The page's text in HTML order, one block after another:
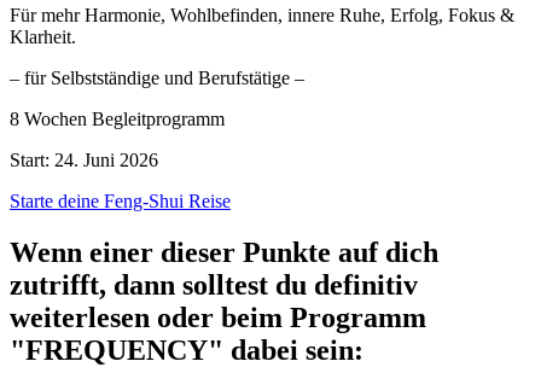
Für mehr Harmonie, Wohlbefinden, innere Ruhe, Erfolg, Fokus &
Klarheit.
– für Selbstständige und Berufstätige –
8 Wochen Begleitprogramm
Start: 24. Juni 2026
Starte deine Feng-Shui Reise
Wenn einer dieser Punkte auf dich
zutrifft, dann solltest du definitiv
weiterlesen oder beim Programm
"FREQUENCY" dabei sein: